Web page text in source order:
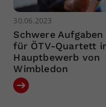
30.06.2023
Schwere Aufgaben
für ÖTV-Quartett
Hauptbewerb von
Wimbledon